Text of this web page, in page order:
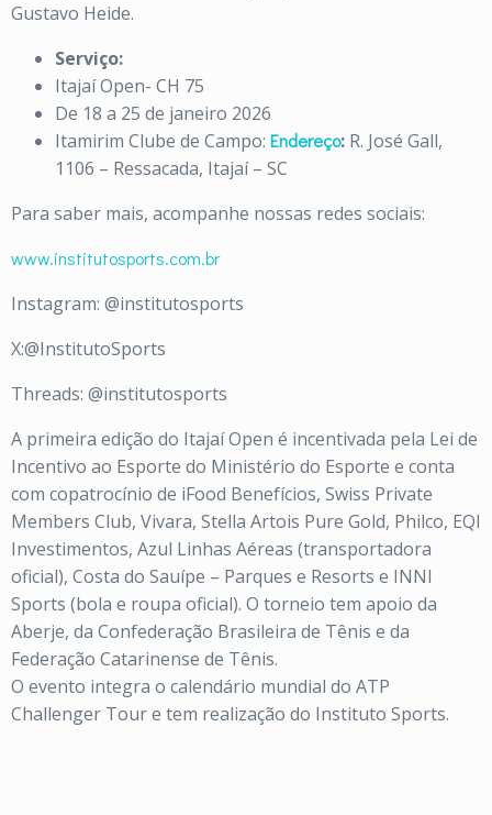
Gustavo Heide.
Serviço:
Itajaí Open- CH 75
De 18 a 25 de janeiro 2026
Itamirim Clube de Campo: Endereço: R. José Gall,
1106 – Ressacada, Itajaí – SC
Para saber mais, acompanhe nossas redes sociais:
www.institutosports.com.br
Instagram: @institutosports
X:@InstitutoSports
Threads: @institutosports
A primeira edição do Itajaí Open é incentivada pela Lei de
Incentivo ao Esporte do Ministério do Esporte e conta
com copatrocínio de iFood Benefícios, Swiss Private
Members Club, Vivara, Stella Artois Pure Gold, Philco, EQI
Investimentos, Azul Linhas Aéreas (transportadora
oficial), Costa do Sauípe – Parques e Resorts e INNI
Sports (bola e roupa oficial). O torneio tem apoio da
Aberje, da Confederação Brasileira de Tênis e da
Federação Catarinense de Tênis.
O evento integra o calendário mundial do ATP
Challenger Tour e tem realização do Instituto Sports.